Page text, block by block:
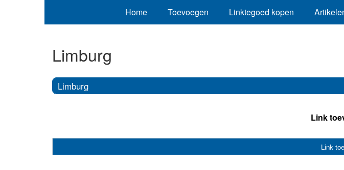
Home Toevoegen Linktegoed kopen
Limburg
Limburg
Link
Link